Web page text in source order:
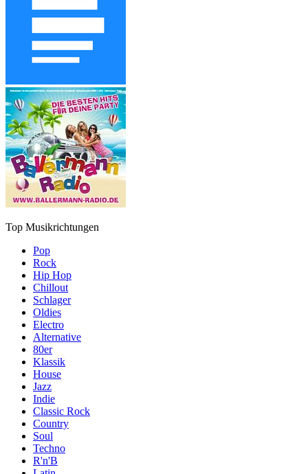
Top Musikrichtungen
Pop
Rock
Hip Hop
Chillout
Schlager
Oldies
Electro
Alternative
80er
Klassik
House
Jazz
Indie
Classic Rock
Country
Soul
Techno
R'n'B